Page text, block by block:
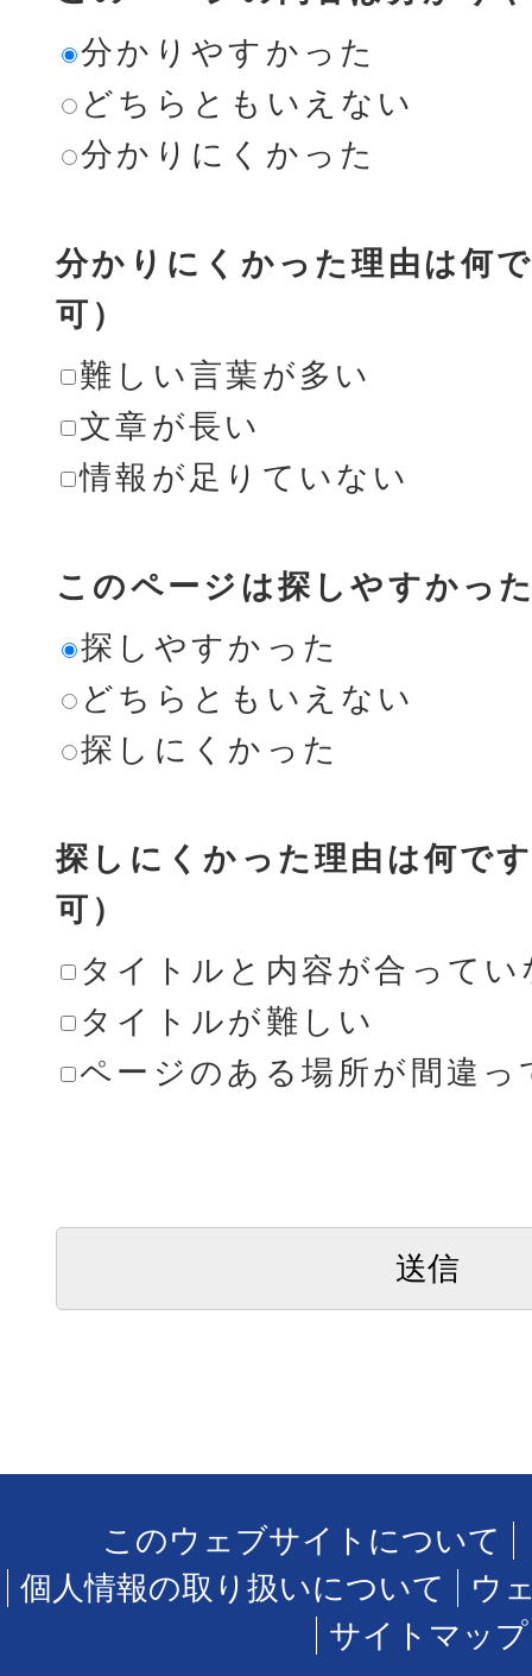
分かりやすかった
どちらともいえない
分かりにくかった
分かりにくかった理由は何
可）
難しい言葉が多い
文章が長い
情報が足りていない
このページは探しやすかっ
探しやすかった
どちらともいえない
探しにくかった
探しにくかった理由は何で
可）
タイトルと内容が合ってい
タイトルが難しい
ページのある場所が間違っ
このウェブサイトについて
個人情報の取り扱いについて
ウ
サイトマップ